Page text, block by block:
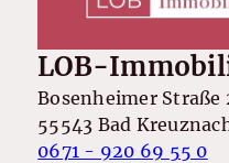
LOB-
Bosenheimer Straße
55543 Bad
0671 - 920 69 55 0